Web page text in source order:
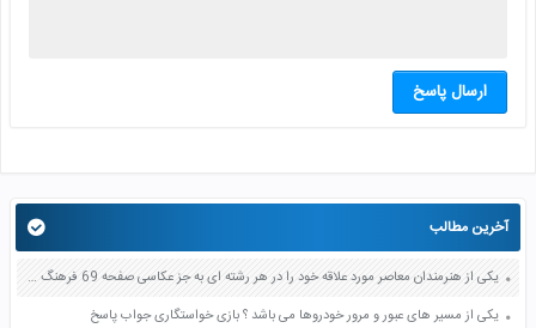
ارسال پاسخ
آخرین مطالب
یکی از هنرمندان معاصر مورد علاقه خود را در هر رشته ای به جز عکاسی صفحه 69 فرهنگ و هنر نهم
یکی از مسیر های عبور و مرور خودروها می باشد ؟ بازی خواستگاری جواب پاسخ